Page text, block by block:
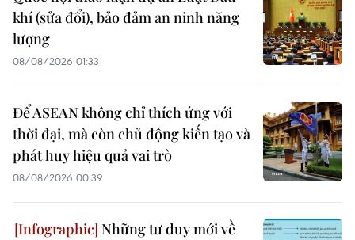
khí (sửa đổi), bảo đảm an ninh năng
lượng
08/08/2026 01:33
Để ASEAN không chỉ thích ứng với
thời đại, mà còn chủ động kiến tạo và
phát huy hiệu quả vai trò
08/08/2026 00:39
Những tư duy mới về